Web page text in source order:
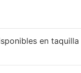
en taquilla